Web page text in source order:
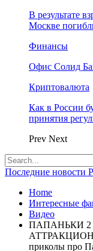
В результате
Москве
Финансы
Офис Солид
Криптовалюта
Как в России
принятия
Prev Next
Последние новости
Home
Интересные
Видео
ПАПАНЬКИ 2
АТТРАКЦИОНЫ
приколы про